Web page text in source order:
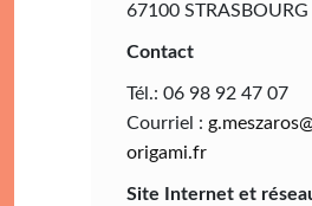
67100 STRASBOURG
Contact
Tél.: 06 98 92 47 07
Courriel :
origami.fr
Site Internet et